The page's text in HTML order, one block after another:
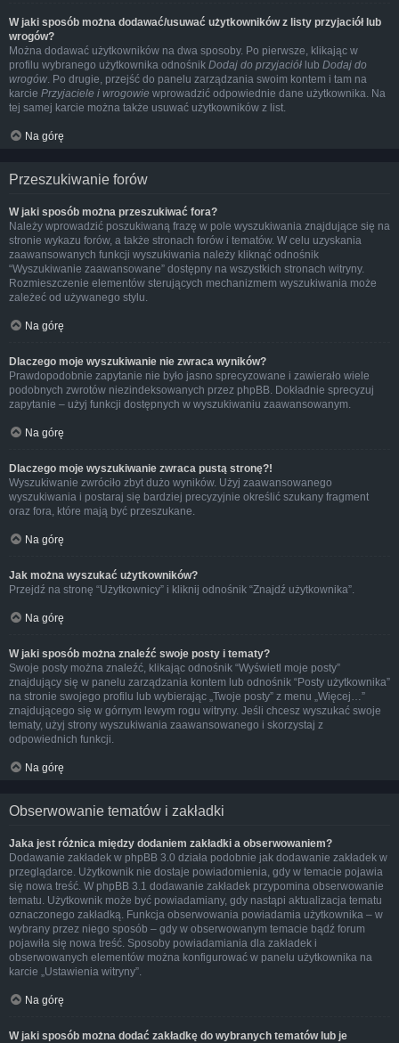
W jaki sposób można dodawać/usuwać użytkowników z listy przyjaciół lub
wrogów?
Można dodawać użytkowników na dwa sposoby. Po pierwsze, klikając w
profilu wybranego użytkownika odnośnik Dodaj do przyjaciół lub Dodaj do
wrogów. Po drugie, przejść do panelu zarządzania swoim kontem i tam na
karcie Przyjaciele i wrogowie wprowadzić odpowiednie dane użytkownika. Na
tej samej karcie można także usuwać użytkowników z list.
Na górę
Przeszukiwanie forów
W jaki sposób można przeszukiwać fora?
Należy wprowadzić poszukiwaną frazę w pole wyszukiwania znajdujące się na
stronie wykazu forów, a także stronach forów i tematów. W celu uzyskania
zaawansowanych funkcji wyszukiwania należy kliknąć odnośnik
“Wyszukiwanie zaawansowane” dostępny na wszystkich stronach witryny.
Rozmieszczenie elementów sterujących mechanizmem wyszukiwania może
zależeć od używanego stylu.
Na górę
Dlaczego moje wyszukiwanie nie zwraca wyników?
Prawdopodobnie zapytanie nie było jasno sprecyzowane i zawierało wiele
podobnych zwrotów niezindeksowanych przez phpBB. Dokładnie sprecyzuj
zapytanie – użyj funkcji dostępnych w wyszukiwaniu zaawansowanym.
Na górę
Dlaczego moje wyszukiwanie zwraca pustą stronę?!
Wyszukiwanie zwróciło zbyt dużo wyników. Użyj zaawansowanego
wyszukiwania i postaraj się bardziej precyzyjnie określić szukany fragment
oraz fora, które mają być przeszukane.
Na górę
Jak można wyszukać użytkowników?
Przejdź na stronę “Użytkownicy” i kliknij odnośnik “Znajdź użytkownika”.
Na górę
W jaki sposób można znaleźć swoje posty i tematy?
Swoje posty można znaleźć, klikając odnośnik “Wyświetl moje posty”
znajdujący się w panelu zarządzania kontem lub odnośnik “Posty użytkownika”
na stronie swojego profilu lub wybierając „Twoje posty” z menu „Więcej…”
znajdującego się w górnym lewym rogu witryny. Jeśli chcesz wyszukać swoje
tematy, użyj strony wyszukiwania zaawansowanego i skorzystaj z
odpowiednich funkcji.
Na górę
Obserwowanie tematów i zakładki
Jaka jest różnica między dodaniem zakładki a obserwowaniem?
Dodawanie zakładek w phpBB 3.0 działa podobnie jak dodawanie zakładek w
przeglądarce. Użytkownik nie dostaje powiadomienia, gdy w temacie pojawia
się nowa treść. W phpBB 3.1 dodawanie zakładek przypomina obserwowanie
tematu. Użytkownik może być powiadamiany, gdy nastąpi aktualizacja tematu
oznaczonego zakładką. Funkcja obserwowania powiadamia użytkownika – w
wybrany przez niego sposób – gdy w obserwowanym temacie bądź forum
pojawiła się nowa treść. Sposoby powiadamiania dla zakładek i
obserwowanych elementów można konfigurować w panelu użytkownika na
karcie „Ustawienia witryny”.
Na górę
W jaki sposób można dodać zakładkę do wybranych tematów lub je